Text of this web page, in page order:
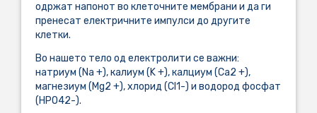
одржат напонот во клеточните мембрани и да ги
пренесат електричните импулси до другите
клетки.
Во нашето тело од електролити се важни:
натриум (Na +), калиум (K +), калциум (Ca2 +),
магнезиум (Mg2 +), хлорид (Cl1-) и водород фосфат
(HPO42-).